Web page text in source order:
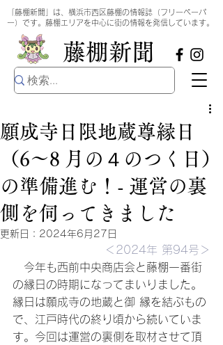
​藤棚新聞
「藤棚新聞」は、横浜市西区藤棚の情報誌（フリーペーパ
ー）です。藤棚エリアを中心に街の情報を発信しています。
願成寺日限地蔵尊縁日
（6～8 月の４のつく日）
の準備進む！- 運営の裏
側を伺ってきました
更新日： 2024年6月27日
＜2024年 第94号＞
今年も西前中央商店会と藤棚一番街
の縁日の時期になってまいりました。
縁日は願成寺の地蔵と御 縁を結ぶもの
で、江戸時代の終り頃から続いていま
す。今回は運営の裏側を取材させて頂